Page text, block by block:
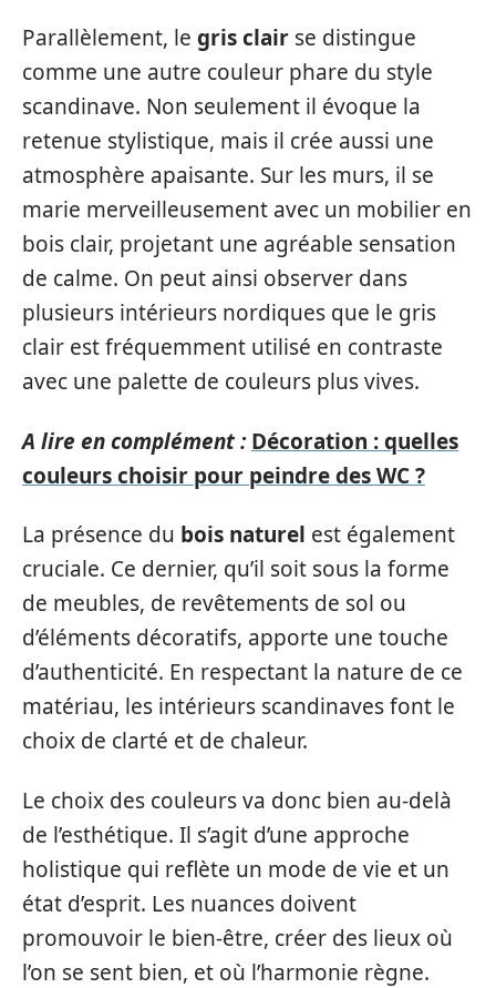
Parallèlement, le gris clair se distingue
comme une autre couleur phare du style
scandinave. Non seulement il évoque la
retenue stylistique, mais il crée aussi une
atmosphère apaisante. Sur les murs, il se
marie merveilleusement avec un mobilier en
bois clair, projetant une agréable sensation
de calme. On peut ainsi observer dans
plusieurs intérieurs nordiques que le gris
clair est fréquemment utilisé en contraste
avec une palette de couleurs plus vives.
A lire en complément : Décoration : quelles
couleurs choisir pour peindre des WC ?
La présence du bois naturel est également
cruciale. Ce dernier, qu’il soit sous la forme
de meubles, de revêtements de sol ou
d’éléments décoratifs, apporte une touche
d’authenticité. En respectant la nature de ce
matériau, les intérieurs scandinaves font le
choix de clarté et de chaleur.
Le choix des couleurs va donc bien au-delà
de l’esthétique. Il s’agit d’une approche
holistique qui reflète un mode de vie et un
état d’esprit. Les nuances doivent
promouvoir le bien-être, créer des lieux où
l’on se sent bien, et où l’harmonie règne.